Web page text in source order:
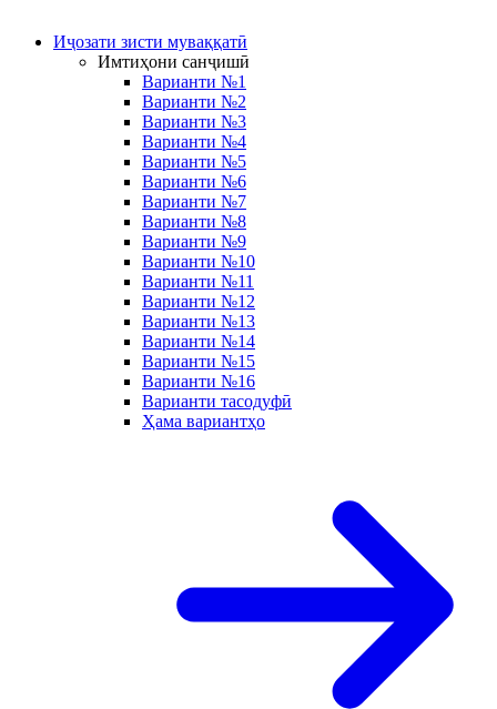
Иҷозати зисти муваққатӣ
Имтиҳони санҷишӣ
Варианти №1
Варианти №2
Варианти №3
Варианти №4
Варианти №5
Варианти №6
Варианти №7
Варианти №8
Варианти №9
Варианти №10
Варианти №11
Варианти №12
Варианти №13
Варианти №14
Варианти №15
Варианти №16
Варианти тасодуфӣ
Ҳама вариантҳо